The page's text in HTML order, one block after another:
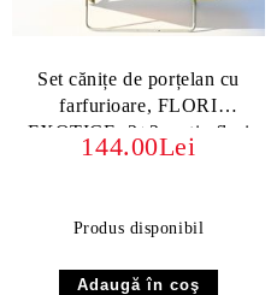
Set cănițe de porțelan cu
farfurioare, FLORI
EXOTICE, 2+2, cutie flori
exotice - pentru ceai si cafea
144.00Lei
Produs disponibil